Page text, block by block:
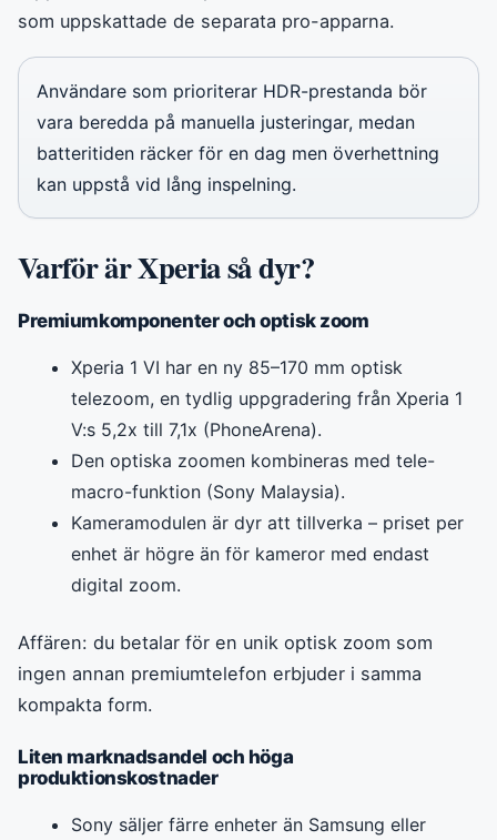
som uppskattade de separata pro-apparna.
Användare som prioriterar HDR-prestanda bör
vara beredda på manuella justeringar, medan
batteritiden räcker för en dag men överhettning
kan uppstå vid lång inspelning.
Varför är Xperia så dyr?
Premiumkomponenter och optisk zoom
Xperia 1 VI har en ny 85–170 mm optisk
telezoom, en tydlig uppgradering från Xperia 1
V:s 5,2x till 7,1x (PhoneArena).
Den optiska zoomen kombineras med tele-
macro-funktion (Sony Malaysia).
Kameramodulen är dyr att tillverka – priset per
enhet är högre än för kameror med endast
digital zoom.
Affären: du betalar för en unik optisk zoom som
ingen annan premiumtelefon erbjuder i samma
kompakta form.
Liten marknadsandel och höga
produktionskostnader
Sony säljer färre enheter än Samsung eller